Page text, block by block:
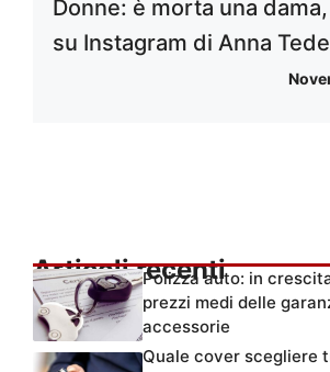
Donne: è morta una dama,
su Instagram di Anna
Articoli recenti
Polizza auto: in
prezzi medi delle
accessorie
Quale cover scegliere